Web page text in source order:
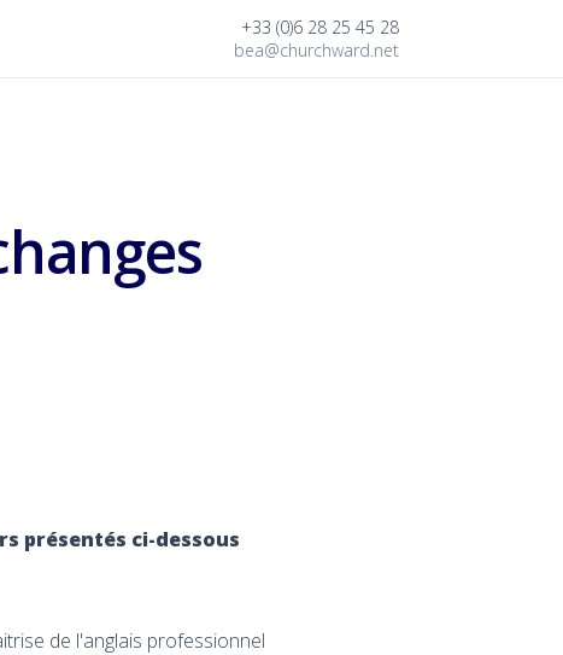
+33 (0)6 28 25 45 28
bea@churchward.net
présentés ci-dessous
de l'anglais professionnel